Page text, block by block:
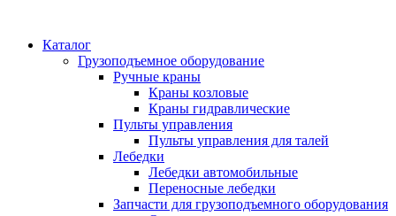
Каталог
Грузоподъемное оборудование
Ручные краны
Краны козловые
Краны гидравлические
Пульты управления
Пульты управления для талей
Лебедки
Лебедки автомобильные
Переносные лебедки
Запчасти для грузоподъемного оборудования